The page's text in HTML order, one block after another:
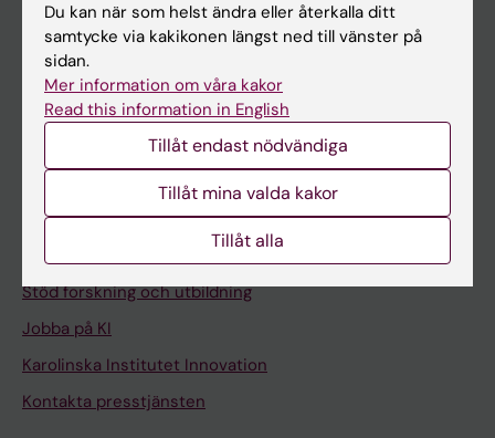
Kurs- och programwebbar
Student på KI
Medarbetare
Medarbetarportalen
Kontakta och besök KI
Universitetsbiblioteket
Stöd forskning och utbildning
Jobba på KI
Karolinska Institutet Innovation
Kontakta presstjänsten
Du kan när som helst ändra eller återkalla ditt
samtycke via kakikonen längst ned till vänster på
sidan.
Mer information om våra kakor
Read this information in English
Tillåt endast nödvändiga
Tillåt mina valda kakor
Tillåt alla